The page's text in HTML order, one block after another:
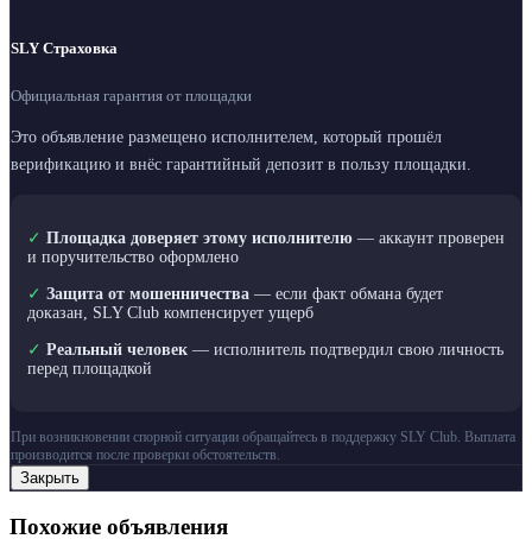
SLY Страховка
Официальная гарантия от площадки
Это объявление размещено исполнителем, который прошёл
верификацию и внёс гарантийный депозит в пользу площадки.
✓ Площадка доверяет этому исполнителю — аккаунт проверен
и поручительство оформлено
✓ Защита от мошенничества — если факт обмана будет
доказан, SLY Club компенсирует ущерб
✓ Реальный человек — исполнитель подтвердил свою личность
перед площадкой
При возникновении спорной ситуации обращайтесь в поддержку SLY Club. Выплата
производится после проверки обстоятельств.
Закрыть
Похожие объявления